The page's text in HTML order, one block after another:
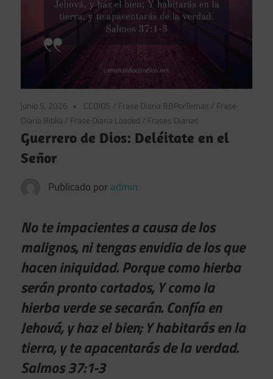
junio 5, 2026 CCDIOS / Frase Diaria BBPorTemas / Frase
Diaria Biblia / Frase Diaria Loaded / Frases Diarias
Guerrero de Dios: Deléitate en el
Señor
Publicado por admin
No te impacientes a causa de los
malignos, ni tengas envidia de los que
hacen iniquidad. Porque como hierba
serán pronto cortados, Y como la
hierba verde se secarán. Confía en
Jehová, y haz el bien; Y habitarás en la
tierra, y te apacentarás de la verdad.
Salmos 37:1-3